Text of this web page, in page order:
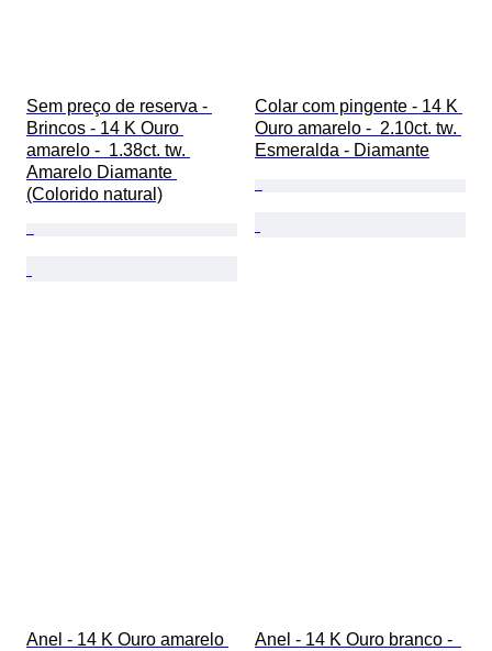
Sem preço de reserva -
Brincos - 14 K Ouro
amarelo -  1.38ct. tw.
Amarelo Diamante
(Colorido natural)
Colar com pingente - 14 K
Ouro amarelo -  2.10ct. tw.
Esmeralda - Diamante
Anel - 14 K Ouro amarelo
Anel - 14 K Ouro branco -